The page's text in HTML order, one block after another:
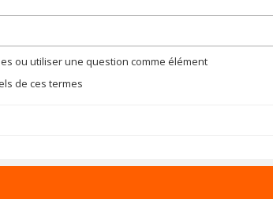
ou utiliser une question comme élément
de ces termes